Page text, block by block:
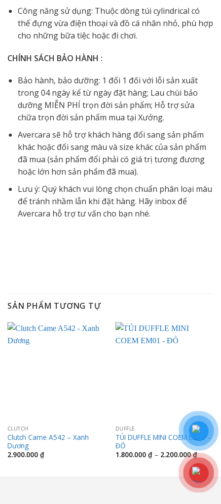
Công năng sử dụng: Thuộc dòng túi cylindrical có
thể đựng vừa điện thoại và đồ cá nhân nhỏ, phù hợp
cho những bữa tiệc hoặc đi chơi.
CHÍNH SÁCH BẢO HÀNH :
Bảo hành, bảo dưỡng: 1 đổi 1 đối với lỗi sản xuất
trong 04 ngày kể từ ngày đặt hàng; Lau chùi bảo
dưỡng MIỄN PHÍ trọn đời sản phẩm; Hỗ trợ sửa
chữa trọn đời sản phẩm mua tại Xưởng.
Avercara sẽ hỗ trợ khách hàng đổi sang sản phẩm
khác hoặc đổi sang màu và size khác của sản phẩm
đã mua (sản phẩm đổi phải có giá trị tương đương
hoặc lớn hơn sản phẩm đã mua).
Lưu ý: Quý khách vui lòng chọn chuẩn phân loại màu
để tránh nhầm lẫn khi đặt hàng. Hãy inbox để
Avercara hỗ trợ tư vấn cho bạn nhé.
SẢN PHẨM TƯƠNG TỰ
CLUTCH
Clutch Came A542 – Xanh
Dương
2.900.000 ₫
DUFFLE
TÚI DUFFLE MINI COEM EM01 –
ĐỎ
1.800.000 ₫ – 2.200.000₫Khoảng
giá:
từ
đến